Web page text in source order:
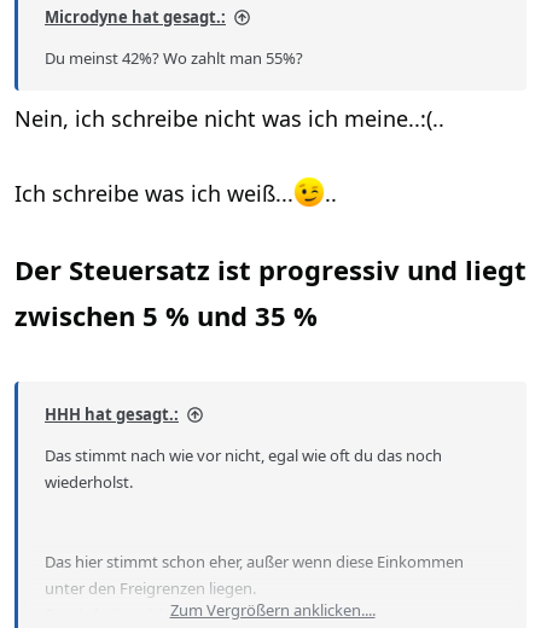
Microdyne hat gesagt.:
Du meinst 42%? Wo zahlt man 55%?
Nein, ich schreibe nicht was ich meine..:(..
Ich schreibe was ich weiß... ..
Der Steuersatz ist progressiv und liegt
zwischen 5 % und 35 %
HHH hat gesagt.:
Das stimmt nach wie vor nicht, egal wie oft du das noch
wiederholst.
Das hier stimmt schon eher, außer wenn diese Einkommen
unter den Freigrenzen liegen.
So wie bei mir, ich bekomme nicht mal eine Steuernummer
Zum Vergrößern anklicken....